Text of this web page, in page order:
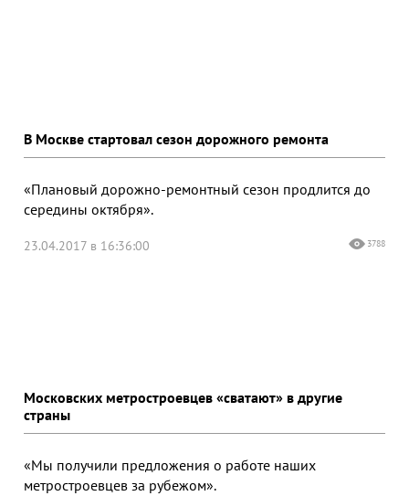
В Москве стартовал сезон дорожного ремонта
«Плановый дорожно-ремонтный сезон продлится до
середины октября».
23.04.2017 в 16:36:00 3788
Московских метростроевцев «сватают» в другие
страны
«Мы получили предложения о работе наших
метростроевцев за рубежом».